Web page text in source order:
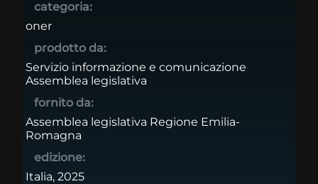
categoria:
oner
prodotto da:
Servizio informazione e comunicazione
Assemblea legislativa
fornito da:
Assemblea legislativa Regione Emilia-
Romagna
edizione:
Italia, 2025